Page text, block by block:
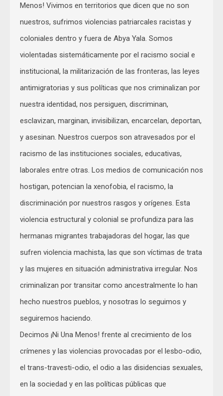
Menos! Vivimos en territorios que dicen que no son
nuestros, sufrimos violencias patriarcales racistas y
coloniales dentro y fuera de Abya Yala. Somos
violentadas sistemáticamente por el racismo social e
institucional, la militarización de las fronteras, las leyes
antimigratorias y sus políticas que nos criminalizan por
nuestra identidad, nos persiguen, discriminan,
esclavizan, marginan, invisibilizan, encarcelan, deportan,
y asesinan. Nuestros cuerpos son atravesados por el
racismo de las instituciones sociales, educativas,
laborales entre otras. Los medios de comunicación nos
hostigan, potencian la xenofobia, el racismo, la
discriminación por nuestros rasgos y orígenes. Esta
violencia estructural y colonial se profundiza para las
hermanas migrantes trabajadoras del hogar, las que
sufren violencia machista, las que son víctimas de trata
y las mujeres en situación administrativa irregular. Nos
criminalizan por transitar como ancestralmente lo han
hecho nuestros pueblos, y nosotras lo seguimos y
seguiremos haciendo.
Decimos ¡Ni Una Menos! frente al crecimiento de los
crímenes y las violencias provocadas por el lesbo-odio,
el trans-travesti-odio, el odio a las disidencias sexuales,
en la sociedad y en las políticas públicas que